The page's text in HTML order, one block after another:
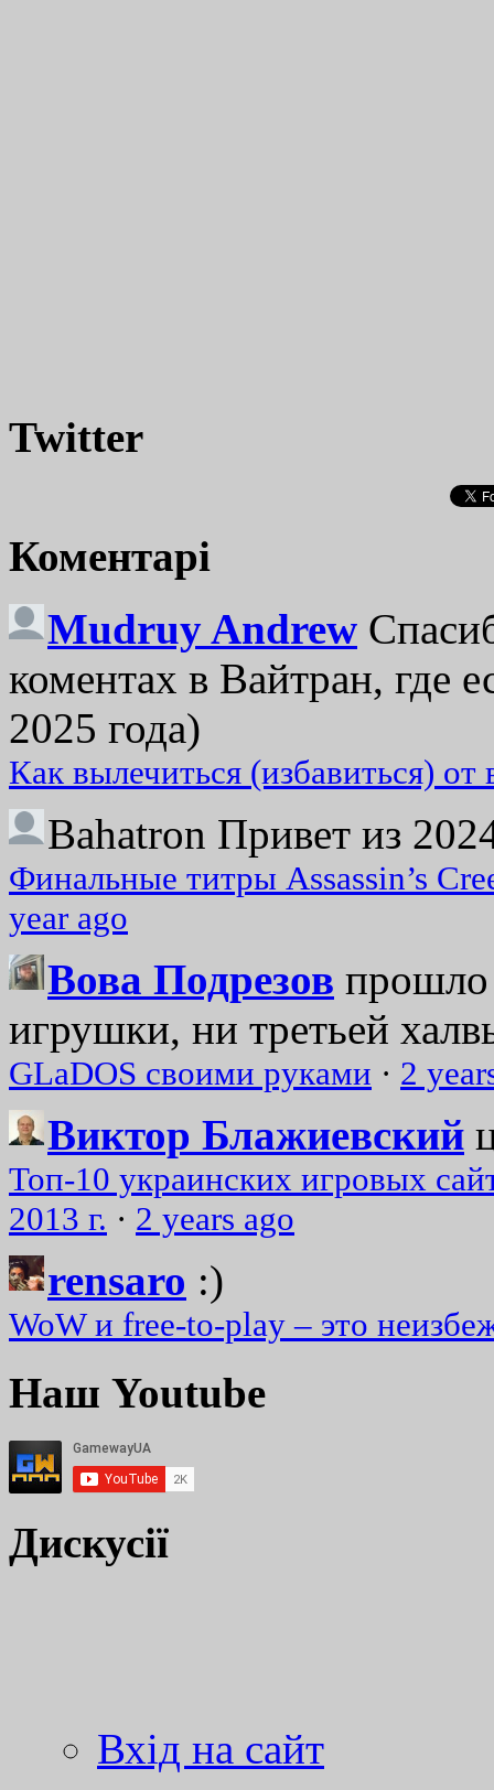
Twitter
Коментарі
Mudruy Andrew
коментах в Вайтран, где
2025 года)
Как вылечиться (избавиться)
Bahatron Привет из
Финальные титры Assassin’s
year ago
Вова Подрезов прошло
игрушки, ни третьей
GLaDOS своими руками · 2
Виктор Блажиевский
Топ-10 украинских игровых
2013 г. · 2 years ago
rensaro :)
WoW и free-to-play – это
Наш Youtube
Дискусії
Вхід на сайт